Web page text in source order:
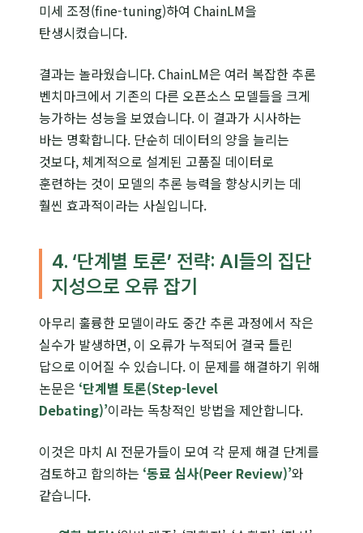
미세 조정(fine-tuning)하여 ChainLM을
탄생시켰습니다.
결과는 놀라웠습니다. ChainLM은 여러 복잡한 추론
벤치마크에서 기존의 다른 오픈소스 모델들을 크게
능가하는 성능을 보였습니다. 이 결과가 시사하는
바는 명확합니다. 단순히 데이터의 양을 늘리는
것보다, 체계적으로 설계된 고품질 데이터로
훈련하는 것이 모델의 추론 능력을 향상시키는 데
훨씬 효과적이라는 사실입니다.
4. ‘단계별 토론’ 전략: AI들의 집단
지성으로 오류 잡기
아무리 훌륭한 모델이라도 중간 추론 과정에서 작은
실수가 발생하면, 이 오류가 누적되어 결국 틀린
답으로 이어질 수 있습니다. 이 문제를 해결하기 위해
논문은 ‘단계별 토론(Step-level
Debating)’이라는 독창적인 방법을 제안합니다.
이것은 마치 AI 전문가들이 모여 각 문제 해결 단계를
검토하고 합의하는 ‘동료 심사(Peer Review)’와
같습니다.